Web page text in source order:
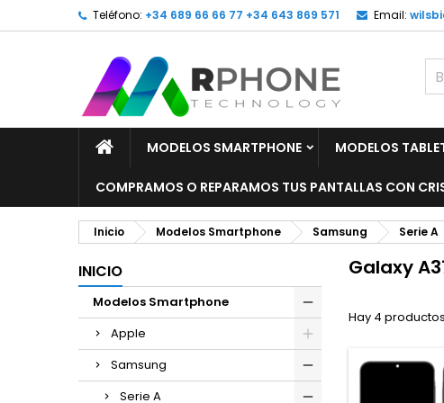
Teléfono: +34 689 66 66 77 +34 643 869 571 Email:
MODELOS SMARTPHONE MODELOS
COMPRAMOS O REPARAMOS TUS PANTALLAS CON
Inicio Modelos Smartphone Samsung Serie A
INICIO
Modelos Smartphone
Apple
Samsung
Serie A
Galaxy
Hay 4